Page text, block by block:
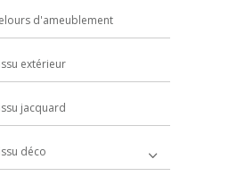
d'ameublement
extérieur
jacquard
déco